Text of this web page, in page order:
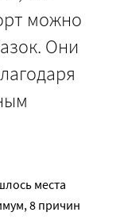
можно
Они
места
8 причин